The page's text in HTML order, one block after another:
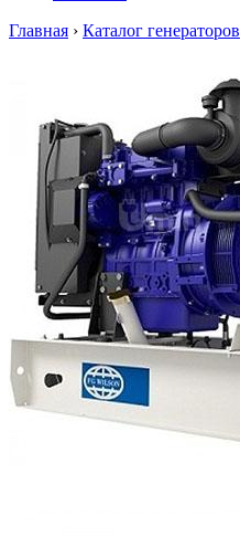
Главная › Каталог генераторов